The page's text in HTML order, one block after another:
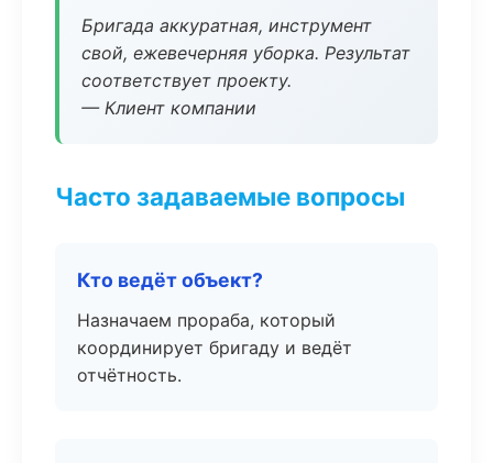
Бригада аккуратная, инструмент
свой, ежевечерняя уборка. Результат
соответствует проекту.
— Клиент компании
Часто задаваемые вопросы
Кто ведёт объект?
Назначаем прораба, который
координирует бригаду и ведёт
отчётность.